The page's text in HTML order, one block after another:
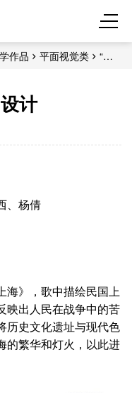
作品 平面视觉类
“夜”
计
、杨倩
海》，歌中描绘民国上
映出人民在战争中的苦
历史文化遗址与现代色
的繁华和灯火，以此进